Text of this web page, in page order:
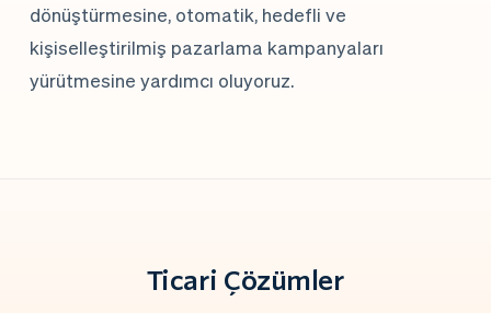
dönüştürmesine, otomatik, hedefli ve
kişiselleştirilmiş pazarlama kampanyaları
yürütmesine yardımcı oluyoruz.
Ticari Çözümler